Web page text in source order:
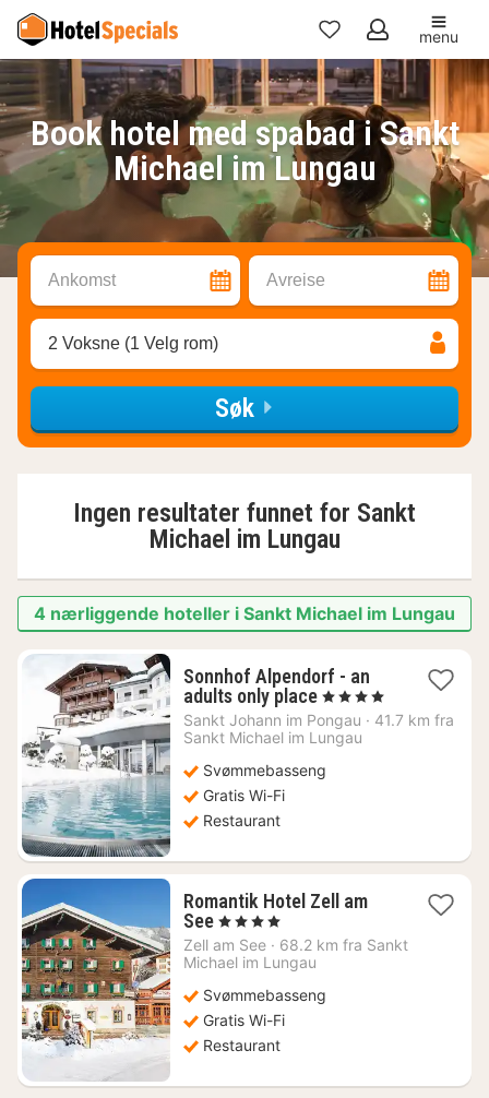
Mine
favoritter
menu
Book hotel med spabad i Sankt
Michael im Lungau
Ankomst Avreise
2 Voksne (1 Velg rom)
Søk
Ingen resultater funnet for Sankt
Michael im Lungau
4 nærliggende hoteller i Sankt Michael im Lungau
Sonnhof Alpendorf - an
adults only place1
natt
fra
5756
kr.
, 4 Stjerner
Sankt Johann im Pongau · 41.7 km fra
Sankt Michael im Lungau
Svømmebasseng
Gratis Wi-Fi
Restaurant
Romantik Hotel Zell am
See1
natt
fra
kr.
, 4 Stjerner
Zell am See · 68.2 km fra Sankt
Michael im Lungau
Svømmebasseng
Gratis Wi-Fi
Restaurant